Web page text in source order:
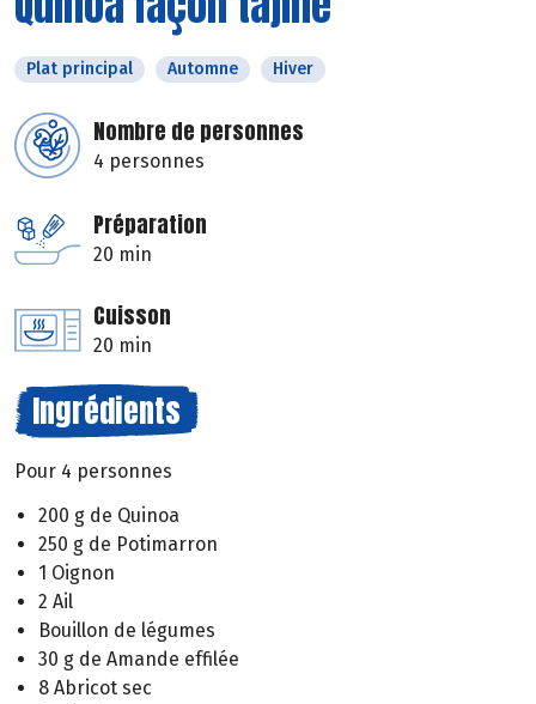
Plat principal Automne Hiver
Nombre de personnes
4 personnes
Préparation
20 min
Cuisson
20 min
Ingrédients
Pour 4 personnes
200 g de Quinoa
250 g de Potimarron
1 Oignon
2 Ail
Bouillon de légumes
30 g de Amande effilée
8 Abricot sec